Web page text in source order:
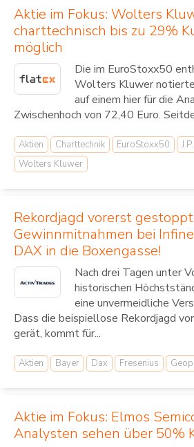
Aktie im Fokus: Wolters
charttechnisch bis zu 29%
möglich
Die im EuroStoxx50
Wolters Kluwer
auf einem hier für die
Zwischenhoch von 72,40 Euro.
Aktien Charttechnik EuroStoxx50
Wolters Kluwer
Rekordjagd vorerst
Gewinnmitnahmen bei
DAX in die Boxengasse!
Nach drei Tagen unter
historischen
eine unvermeidliche
Dass die beispiellose Rekordjagd
gerät, kommt für...
Aktien Bayer Dax Fresenius
Aktie im Fokus: Elmos
Analysten sehen über 50%